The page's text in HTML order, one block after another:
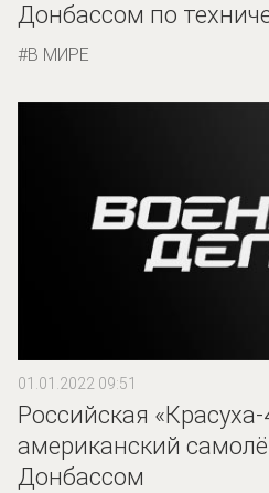
Донбассом по
В МИРЕ
01.01.2022 09:51
Российская
американский
Донбассом